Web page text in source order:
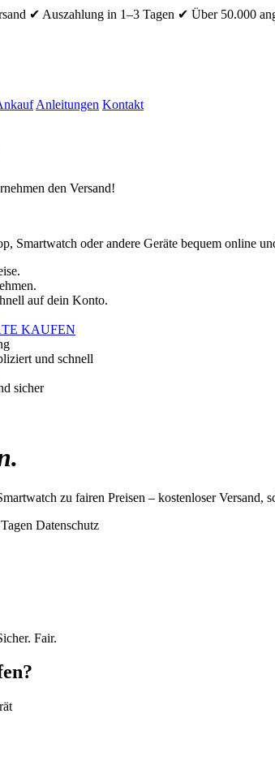
✔ Auszahlung in 1–3 Tagen ✔ Über 50.000
Anleitungen Kontakt
den Versand!
Smartwatch oder andere Geräte bequem online
auf dein Konto.
KAUFEN
und schnell
sicher
zu fairen Preisen – kostenloser Versand,
Datenschutz
Fair.